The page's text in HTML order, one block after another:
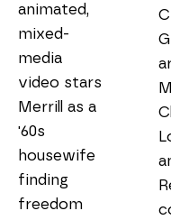
animated,
mixed-
media
video stars
Merrill as a
'60s
housewife
finding
freedom